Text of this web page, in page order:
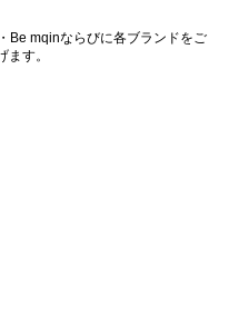
Be mqinならびに各ブランドをご
す。